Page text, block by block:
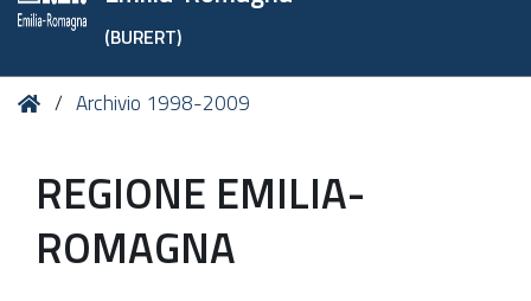
(BURERT)
Tu HomeArchivio 1998-2009
REGIONE EMILIA-
ROMAGNA